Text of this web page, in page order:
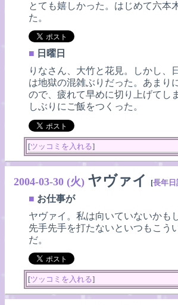
とても嬉しかった。はじめて六本
た。
■ 日曜日
りなさん、大竹と花見。しかし、
は地獄の混雑ぶりだった。あまり
ので、疲れて早めに切り上げてし
しぶりにご飯をつくった。
[ツッコミを入れる]
2004-03-30 (火) ヤヴァイ [長年日
■ お仕事が
ヤヴァイ。私は向いていないかも
先手先手を打たないといつもこう
だ。
[ツッコミを入れる]